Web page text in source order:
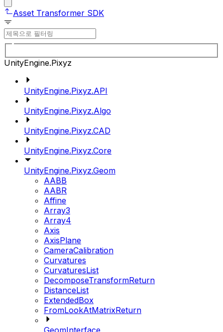
Asset Transformer SDK
UnityEngine.Pixyz
UnityEngine.Pixyz.API
UnityEngine.Pixyz.Algo
UnityEngine.Pixyz.CAD
UnityEngine.Pixyz.Core
UnityEngine.Pixyz.Geom
AABB
AABR
Affine
Array3
Array4
Axis
AxisPlane
CameraCalibration
Curvatures
CurvaturesList
DecomposeTransformReturn
DistanceList
ExtendedBox
FromLookAtMatrixReturn
GeomInterface